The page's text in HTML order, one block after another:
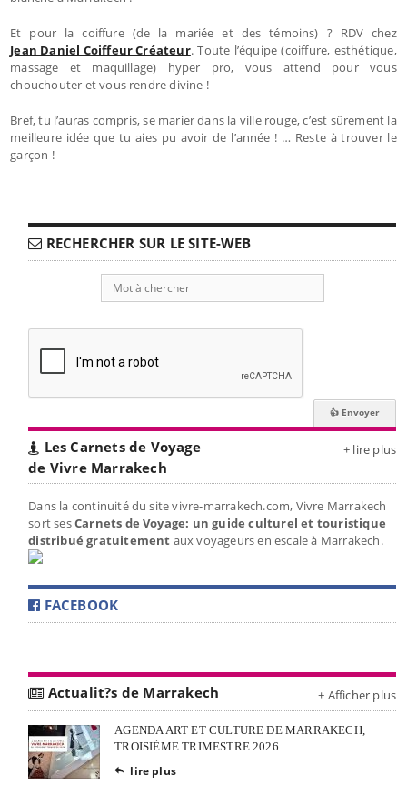
Et pour la coiffure (de la mariée et des témoins) ? RDV chez
Jean Daniel Coiffeur Créateur. Toute l’équipe (coiffure, esthétique,
massage et maquillage) hyper pro, vous attend pour vous
chouchouter et vous rendre divine !
Bref, tu l’auras compris, se marier dans la ville rouge, c’est sûrement la
meilleure idée que tu aies pu avoir de l’année ! … Reste à trouver le
garçon !
RECHERCHER SUR LE SITE-WEB
Les Carnets de Voyage
de Vivre Marrakech
+ lire plus
Dans la continuité du site vivre-marrakech.com, Vivre Marrakech
sort sesCarnets de Voyage: un guide culturel et touristique
distribué gratuitement aux voyageurs en escale à Marrakech.
FACEBOOK
Actualit?s de Marrakech + Afficher plus
AGENDA ART ET CULTURE DE MARRAKECH,
TROISIÈME TRIMESTRE 2026
 lire plus